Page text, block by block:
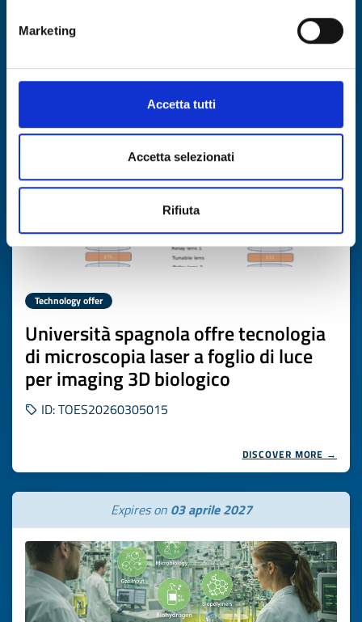
Marketing
Accetta tutti
Accetta selezionati
Rifiuta
DISCOVER MORE →
Technology offer
Università spagnola offre tecnologia
di microscopia laser a foglio di luce
per imaging 3D biologico
ID: TOES20260305015
DISCOVER MORE →
Expires on 03 aprile 2027